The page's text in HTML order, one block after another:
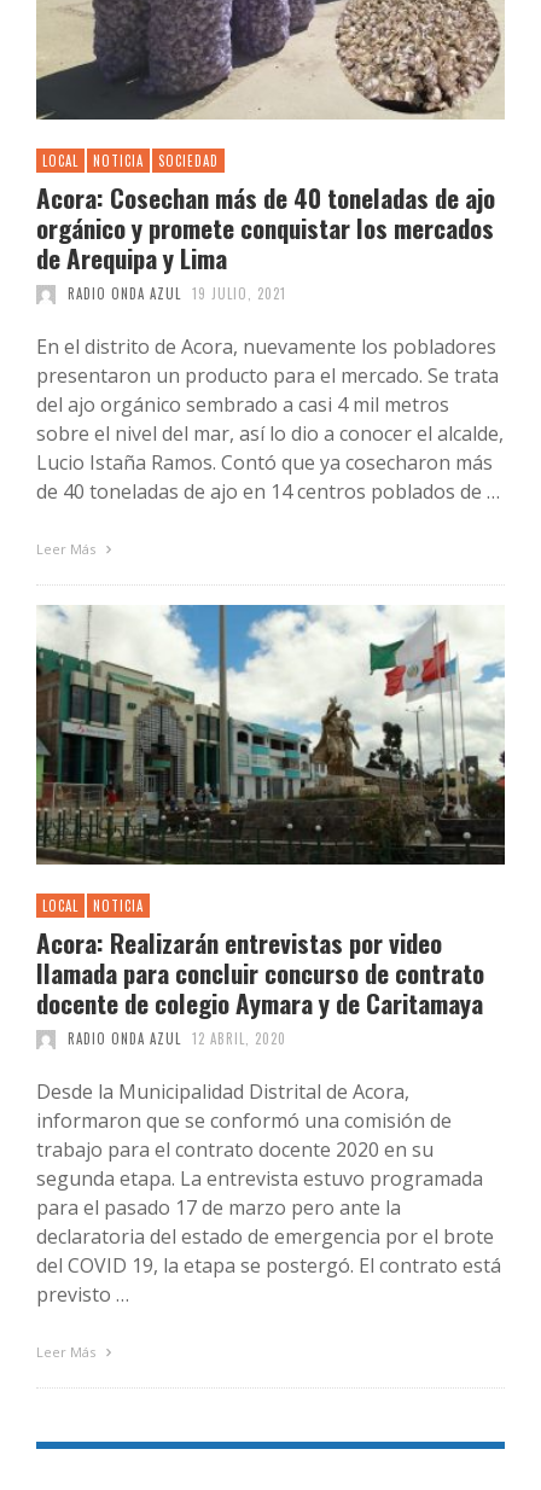
LOCAL NOTICIA SOCIEDAD
Acora: Cosechan más de 40 toneladas de ajo
orgánico y promete conquistar los mercados
de Arequipa y Lima
RADIO ONDA AZUL 19 JULIO, 2021
En el distrito de Acora, nuevamente los pobladores
presentaron un producto para el mercado. Se trata
del ajo orgánico sembrado a casi 4 mil metros
sobre el nivel del mar, así lo dio a conocer el alcalde,
Lucio Istaña Ramos. Contó que ya cosecharon más
de 40 toneladas de ajo en 14 centros poblados de …
Leer Más
LOCAL NOTICIA
Acora: Realizarán entrevistas por video
llamada para concluir concurso de contrato
docente de colegio Aymara y de Caritamaya
RADIO ONDA AZUL 12 ABRIL, 2020
Desde la Municipalidad Distrital de Acora,
informaron que se conformó una comisión de
trabajo para el contrato docente 2020 en su
segunda etapa. La entrevista estuvo programada
para el pasado 17 de marzo pero ante la
declaratoria del estado de emergencia por el brote
del COVID 19, la etapa se postergó. El contrato está
previsto …
Leer Más